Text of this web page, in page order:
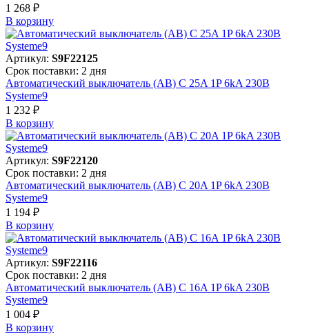
1 268 ₽
В корзинy
Артикул: S9F22125
Срок поставки: 2 дня
Автоматический выключатель (АВ) C 25A 1P 6kA 230В
Systeme9
1 232 ₽
В корзинy
Артикул: S9F22120
Срок поставки: 2 дня
Автоматический выключатель (АВ) C 20A 1P 6kA 230В
Systeme9
1 194 ₽
В корзинy
Артикул: S9F22116
Срок поставки: 2 дня
Автоматический выключатель (АВ) C 16A 1P 6kA 230В
Systeme9
1 004 ₽
В корзинy